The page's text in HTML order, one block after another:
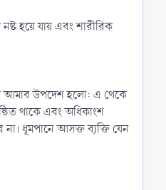
হয়ে যায় এবং শারীরিক
আমার উপদেশ হলো: এ থেকে
থাকে এবং অধিকাংশ
ধূমপানে আসক্ত ব্যক্তি যেন